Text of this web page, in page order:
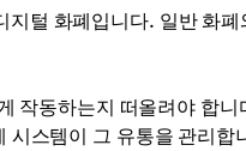
털 화폐입니다. 일반 화
작동하는지 떠올려야 합
스템이 그 유통을 관리합